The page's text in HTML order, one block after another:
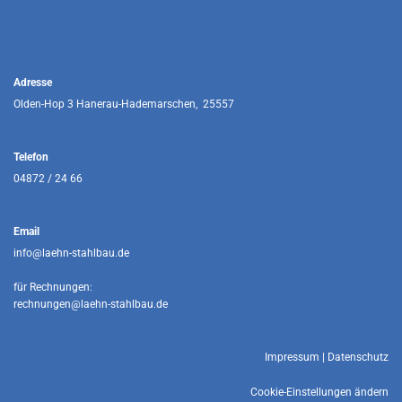
Adresse
Olden-Hop 3 Hanerau-Hademarschen, 25557
Telefon
04872 / 24 66
Email
info@laehn-stahlbau.de
für Rechnungen:
rechnungen@laehn-stahlbau.de
Impressum Datenschutz
Cookie-Einstellungen ändern